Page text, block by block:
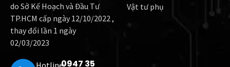
do Sở Kế Hoạch và Đầu Tư
TP.HCM cấp ngày 12/10/2022 ,
thay đổi lần 1 ngày
02/03/2023
0947 35
Vật tư phụ